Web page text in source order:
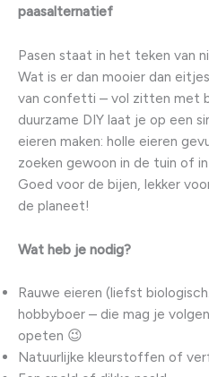
paasalternatief
Pasen staat in het teken van
Wat is er dan mooier dan
van confetti – vol zitten met
duurzame DIY laat je op een
eieren maken: holle eieren
zoeken gewoon in de tuin of
Goed voor de bijen, lekker
de planeet!
Wat heb je nodig?
Rauwe eieren (liefst
hobbyboer – die mag je
opeten 😉
Natuurlijke kleurstoffen of